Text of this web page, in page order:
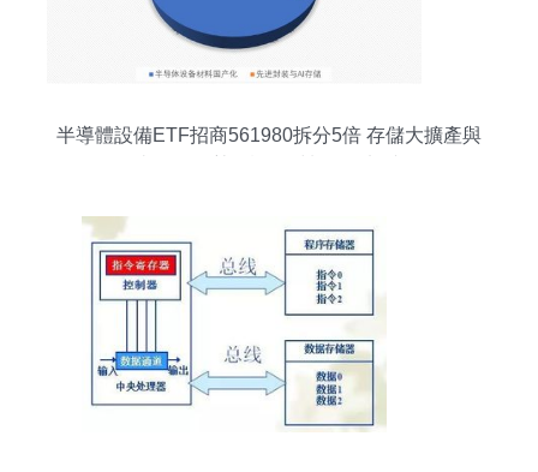
半導體設備ETF招商561980拆分5倍 存儲大擴產與